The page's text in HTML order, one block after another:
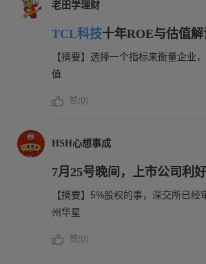
老田学理财
TCL科技十年ROE与估值解
【摘要】选择一个指标来衡量企业
值
赞(0)
HSH心想事成
7月25号晚间，上市公司利
【摘要】5%股权的事，深交所已经
州华星
赞(0)